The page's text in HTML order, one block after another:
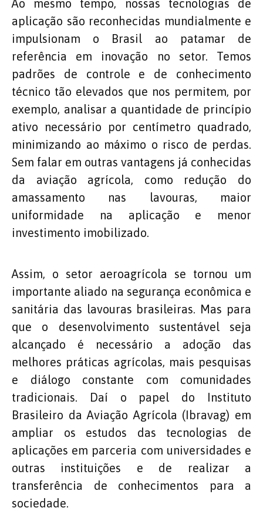
Ao mesmo tempo, nossas tecnologias de
aplicação são reconhecidas mundialmente e
impulsionam o Brasil ao patamar de
referência em inovação no setor. Temos
padrões de controle e de conhecimento
técnico tão elevados que nos permitem, por
exemplo, analisar a quantidade de princípio
ativo necessário por centímetro quadrado,
minimizando ao máximo o risco de perdas.
Sem falar em outras vantagens já conhecidas
da aviação agrícola, como redução do
amassamento nas lavouras, maior
uniformidade na aplicação e menor
investimento imobilizado.
Assim, o setor aeroagrícola se tornou um
importante aliado na segurança econômica e
sanitária das lavouras brasileiras. Mas para
que o desenvolvimento sustentável seja
alcançado é necessário a adoção das
melhores práticas agrícolas, mais pesquisas
e diálogo constante com comunidades
tradicionais. Daí o papel do Instituto
Brasileiro da Aviação Agrícola (Ibravag) em
ampliar os estudos das tecnologias de
aplicações em parceria com universidades e
outras instituições e de realizar a
transferência de conhecimentos para a
sociedade.